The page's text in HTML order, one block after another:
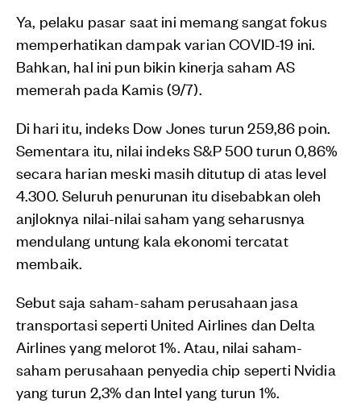
Ya, pelaku pasar saat ini memang sangat fokus
memperhatikan dampak varian COVID-19 ini.
Bahkan, hal ini pun bikin kinerja saham AS
memerah pada Kamis (9/7).
Di hari itu, indeks Dow Jones turun 259,86 poin.
Sementara itu, nilai indeks S&P 500 turun 0,86%
secara harian meski masih ditutup di atas level
4.300. Seluruh penurunan itu disebabkan oleh
anjloknya nilai-nilai saham yang seharusnya
mendulang untung kala ekonomi tercatat
membaik.
Sebut saja saham-saham perusahaan jasa
transportasi seperti United Airlines dan Delta
Airlines yang melorot 1%. Atau, nilai saham-
saham perusahaan penyedia chip seperti Nvidia
yang turun 2,3% dan Intel yang turun 1%.